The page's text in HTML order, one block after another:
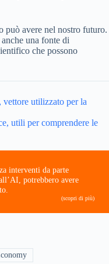
può avere nel nostro futuro.
una fonte di
che possono
utilizzato per la
utili per comprendere le
interventi da parte
potrebbero avere
(scopri di più)